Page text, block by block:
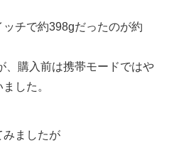
チで約398gだったのが約
、購入前は携帯モードではや
した。
みましたが